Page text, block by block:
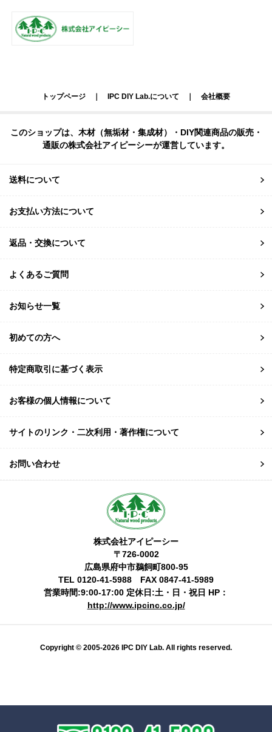
トップページ ｜ IPC DIY Lab.について ｜ 会社概要
このショップは、木材（無垢材・集成材）・DIY関連商品の販売・
通販の株式会社アイピーシーが運営しています。
送料について
お支払い方法について
返品・交換について
よくあるご質問
お知らせ一覧
初めての方へ
特定商取引に基づく表示
お客様の個人情報について
サイトのリンク・二次利用・著作権について
お問い合わせ
株式会社アイピーシー
〒726-0002
広島県府中市鵜飼町800-95
TEL 0120-41-5988 FAX 0847-41-5989
営業時間:9:00-17:00 定休日:土・日・祝日 HP：
http://www.ipcinc.co.jp/
Copyright © 2005-2026 IPC DIY Lab. All rights reserved.